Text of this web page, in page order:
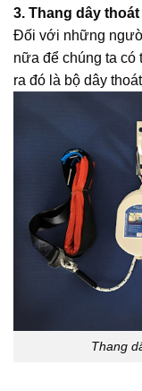
3. Thang dây thoát
Đối với những
nữa để chúng ta có
ra đó là bộ dây
Thang